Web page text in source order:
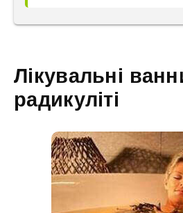
Лікувальні
радикуліті